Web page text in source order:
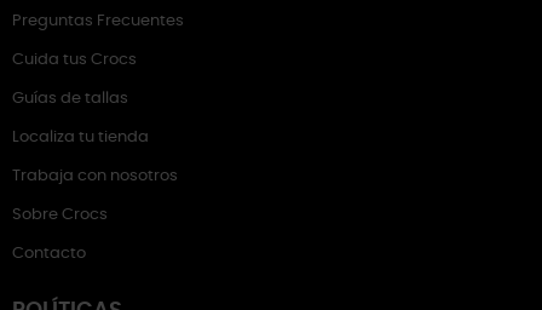
Preguntas Frecuentes
Cuida tus Crocs
Guías de tallas
Localiza tu tienda
Trabaja con nosotros
Sobre Crocs
Contacto